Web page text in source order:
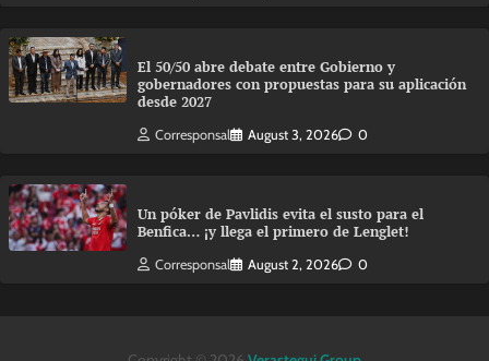
El 50/50 abre debate entre Gobierno y
gobernadores con propuestas para su aplicación
desde 2027
Corresponsal August 3, 2026 0
Un póker de Pavlidis evita el susto para el
Benfica… ¡y llega el primero de Lenglet!
Corresponsal August 2, 2026 0